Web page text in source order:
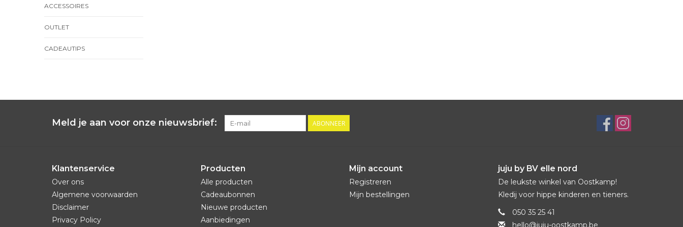
ACCESSOIRES
OUTLET
CADEAUTIPS
Meld je aan voor onze nieuwsbrief: ABONNEER
Klantenservice
Over ons
Algemene voorwaarden
Disclaimer
Privacy Policy
Producten
Alle producten
Cadeaubonnen
Nieuwe producten
Aanbiedingen
Mijn account
Registreren
Mijn bestellingen
juju by BV elle nord
De leukste winkel van Oostkamp!
Kledij voor hippe kinderen en tieners.
050 35 25 41
hello@juju-oostkamp.be